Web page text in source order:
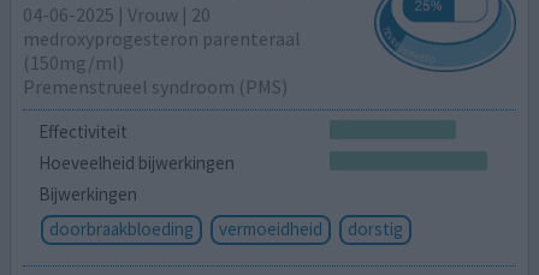
04-06-2025 | Vrouw | 20
medroxyprogesteron parenteraal
(150mg/ml)
Premenstrueel syndroom (PMS)
Effectiviteit
Hoeveelheid bijwerkingen
Bijwerkingen
doorbraakbloeding
vermoeidheid dorstig